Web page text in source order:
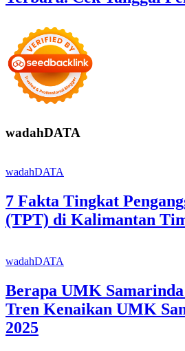
wadahDATA
wadahDATA
7 Fakta Tingkat
(TPT) di Kalimantan
wadahDATA
Berapa UMK
Tren Kenaikan UMK
2025